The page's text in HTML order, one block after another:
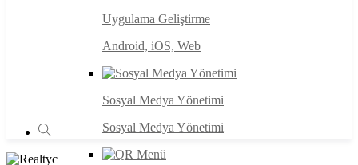
Uygulama Geliştirme
Android, iOS, Web
Sosyal Medya Yönetimi
Sosyal Medya Yönetimi